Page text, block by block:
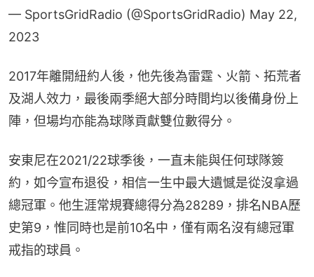
— SportsGridRadio (@SportsGridRadio) May 22,
2023
2017年離開紐約人後，他先後為雷霆、火箭、拓荒者
及湖人效力，最後兩季絕大部分時間均以後備身份上
陣，但場均亦能為球隊貢獻雙位數得分。
安東尼在2021/22球季後，一直未能與任何球隊簽
約，如今宣布退役，相信一生中最大遺憾是從沒拿過
總冠軍。他生涯常規賽總得分為28289，排名NBA歷
史第9，惟同時也是前10名中，僅有兩名沒有總冠軍
戒指的球員。